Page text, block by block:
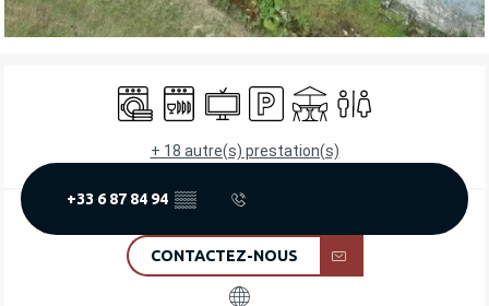
OUVERTURE ET COORDONNÉES
Lave lingeLave vaisselle
TélévisionParkingTerrasseToilettes
+ 18 autre(s) prestation(s)
+33 6 87 84 94 ▒▒
CONTACTEZ-NOUS